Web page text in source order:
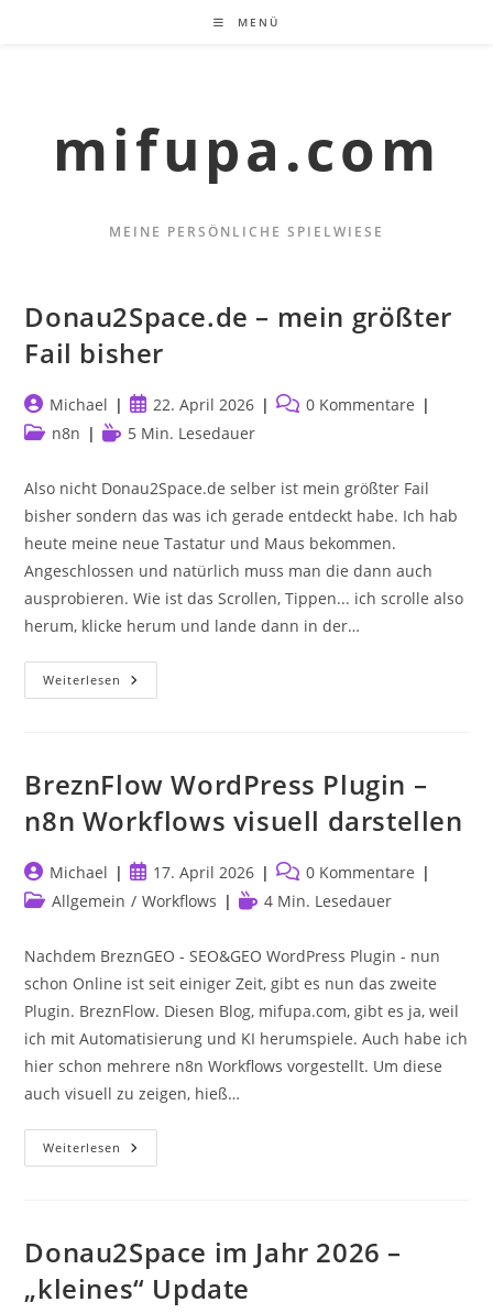
MENÜ
mifupa.com
MEINE PERSÖNLICHE SPIELWIESE
Donau2Space.de – mein größter
Fail bisher
Beitrags-
Autor:
Michael
Beitrag
veröffentlicht:
22. April 2026
Beitrags-
0 Kommentare
Beitrags-
n8n Lesedauer:
5 Min. Lesedauer
Also nicht Donau2Space.de selber ist mein größter Fail
bisher sondern das was ich gerade entdeckt habe. Ich hab
heute meine neue Tastatur und Maus bekommen.
Angeschlossen und natürlich muss man die dann auch
ausprobieren. Wie ist das Scrollen, Tippen... ich scrolle also
herum, klicke herum und lande dann in der…
Weiterlesen Donau2Space.de
–
BreznFlow WordPress Plugin –
n8n Workflows visuell darstellen
Beitrags-
Autor:
Michael
Beitrag
veröffentlicht:
17. April 2026
Beitrags-
Kommentare:
0 Kommentare
Beitrags-
Allgemein / Workflows Lesedauer:
4 Min. Lesedauer
Nachdem BreznGEO - SEO&GEO WordPress Plugin - nun
schon Online ist seit einiger Zeit, gibt es nun das zweite
Plugin. BreznFlow. Diesen Blog, mifupa.com, gibt es ja, weil
ich mit Automatisierung und KI herumspiele. Auch habe ich
hier schon mehrere n8n Workflows vorgestellt. Um diese
auch visuell zu zeigen, hieß…
Weiterlesen BreznFlow
WordPress
Visuell
Darstellen
Donau2Space im Jahr 2026 –
„kleines“ Update